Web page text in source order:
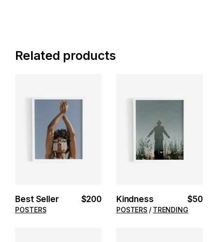
Related products
ADD TO
CART
Best Seller $200
POSTERS
ADD TO
CART
Kindness $50
POSTERS TRENDING